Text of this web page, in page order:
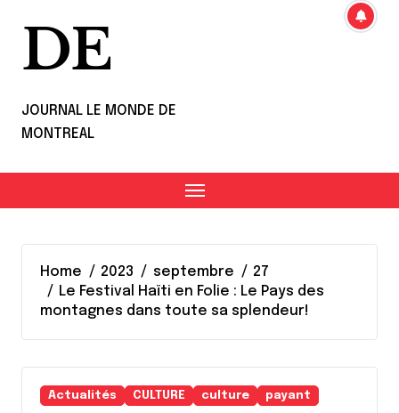
DE
JOURNAL LE MONDE DE
MONTREAL
Home 2023 septembre
27
Le Festival Haïti en Folie : Le Pays des
montagnes dans toute sa splendeur!
Actualités CULTURE culture payant